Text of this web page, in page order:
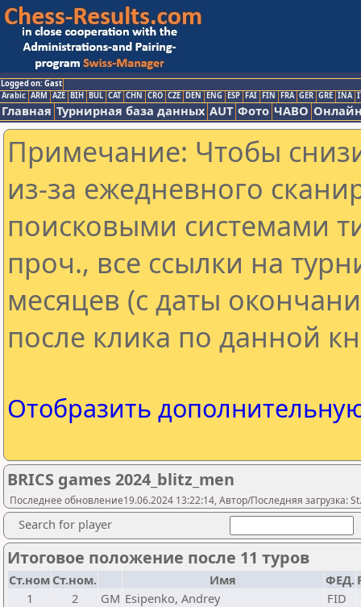
Logged on: Gast
Arabic ARM AZE BIH BUL CAT CHN CRO CZE DEN ENG ESP FAI FIN FRA GER GRE INA
Главная Турнирная база данных AUT Фото ЧАВО
Примечание: Чтобы
из-за ежедневного
поисковыми системами
проч., все ссылки на
месяцев (с даты
после клика по данной
Отобразить
BRICS games 2024_blitz_men
Последнее обновление19.06.2024 13:22:14, Автор/Последняя загрузка:
Search for player
Итоговое положение после 11 туров
Ст.ном Ст.ном. Имя ФЕД.
1
2 GM Esipenko, Andrey
FID